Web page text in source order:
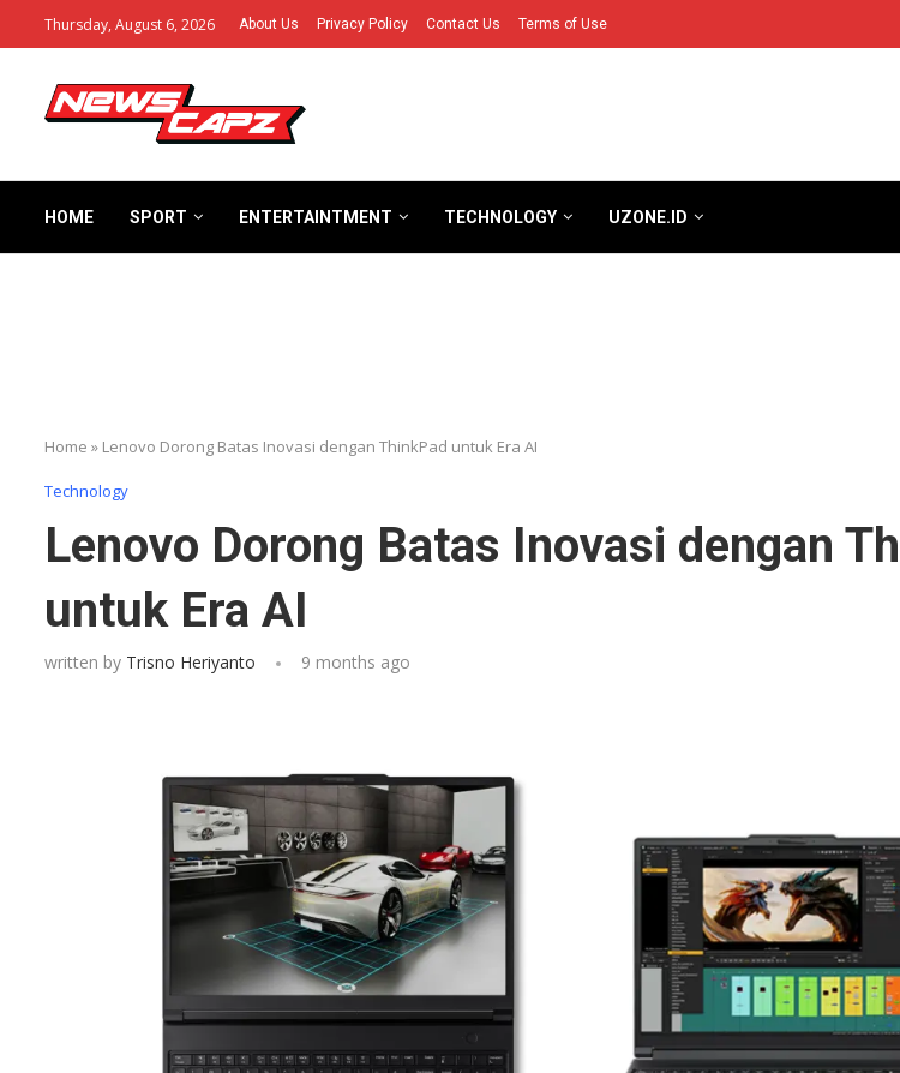
Thursday, August 6, 2026 About Us Privacy Policy Contact Us Terms of Use
HOME SPORT ENTERTAINTMENT TECHNOLOGY UZONE.ID
Home » Lenovo Dorong Batas Inovasi dengan ThinkPad untuk Era AI
Technology
Lenovo Dorong Batas Inovasi dengan
untuk Era AI
written by Trisno Heriyanto 9 months ago